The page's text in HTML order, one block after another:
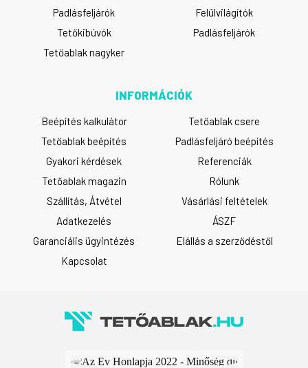
Padlásfeljárók
Felülvilágítók
Tetőkibúvók
Padlásfeljárók
Tetőablak nagyker
INFORMÁCIÓK
Beépítés kalkulátor
Tetőablak csere
Tetőablak beépítés
Padlásfeljáró beépítés
Gyakori kérdések
Referenciák
Tetőablak magazin
Rólunk
Szállítás, Átvétel
Vásárlási feltételek
Adatkezelés
ÁSZF
Garanciális ügyintézés
Elállás a szerződéstől
Kapcsolat